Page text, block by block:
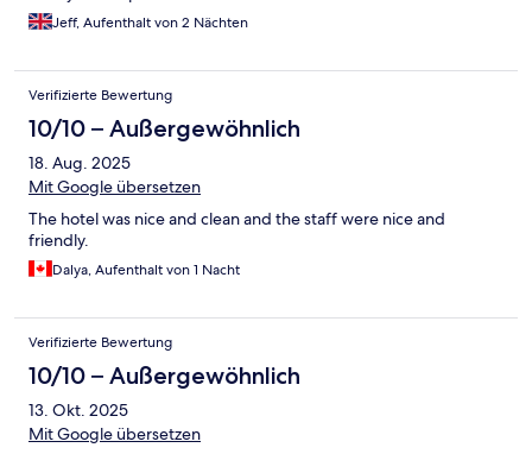
Jeff, Aufenthalt von 2 Nächten
Verifizierte Bewertung
10/10 – Außergewöhnlich
18. Aug. 2025
Mit Google übersetzen
The hotel was nice and clean and the staff were nice and
friendly.
Dalya, Aufenthalt von 1 Nacht
Verifizierte Bewertung
10/10 – Außergewöhnlich
13. Okt. 2025
Mit Google übersetzen